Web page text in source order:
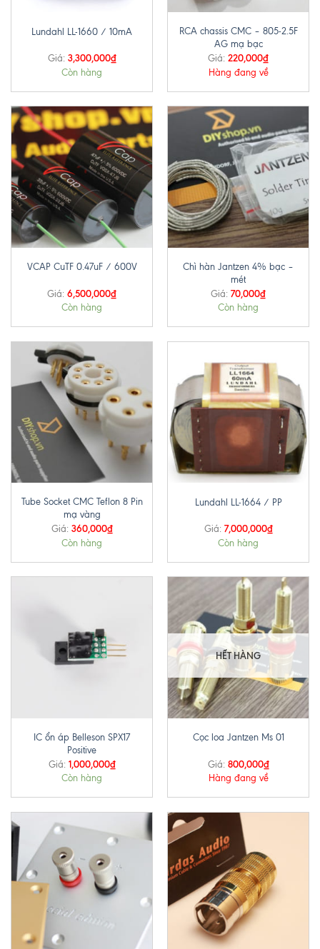
Lundahl LL-1660 / 10mA
Giá: 3,300,000₫
Còn hàng
RCA chassis CMC – 805-2.5F
AG mạ bạc
Giá: 220,000₫
Hàng đang về
VCAP CuTF 0.47uF / 600V
Giá: 6,500,000₫
Còn hàng
Chì hàn Jantzen 4% bạc –
mét
Giá: 70,000₫
Còn hàng
Tube Socket CMC Teflon 8 Pin
mạ vàng
Giá: 360,000₫
Còn hàng
Lundahl LL-1664 / PP
Giá: 7,000,000₫
Còn hàng
IC ổn áp Belleson SPX17
Positive
Giá: 1,000,000₫
Còn hàng
HẾT HÀNG
Cọc loa Jantzen Ms 01
Giá: 800,000₫
Hàng đang về